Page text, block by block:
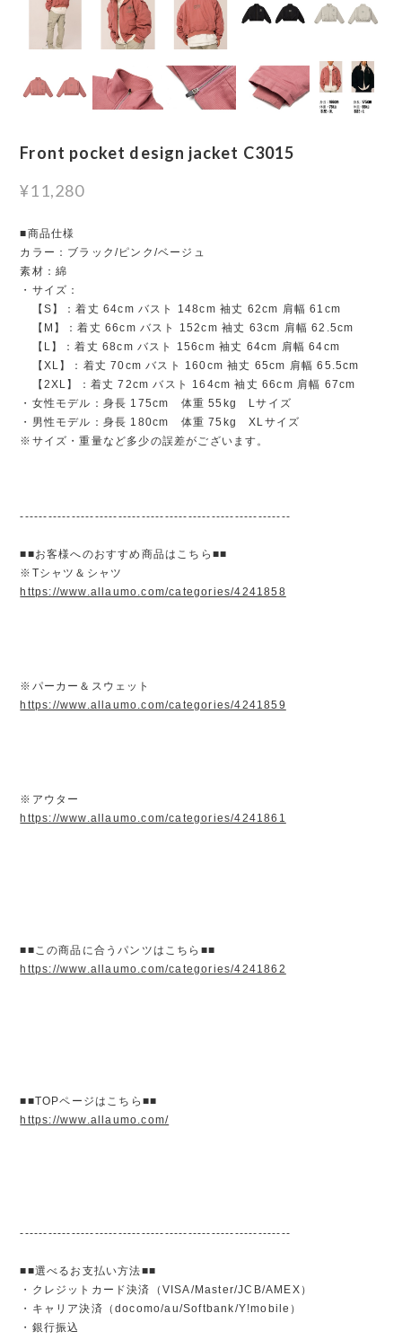
Front pocket design jacket C3015
¥11,280
■商品仕様
カラー：ブラック/ピンク/ベージュ
素材：綿
・サイズ：
【S】：着丈 64cm バスト 148cm 袖丈 62cm 肩幅 61cm
【M】：着丈 66cm バスト 152cm 袖丈 63cm 肩幅 62.5cm
【L】：着丈 68cm バスト 156cm 袖丈 64cm 肩幅 64cm
【XL】：着丈 70cm バスト 160cm 袖丈 65cm 肩幅 65.5cm
【2XL】：着丈 72cm バスト 164cm 袖丈 66cm 肩幅 67cm
・女性モデル：身長 175cm 体重 55kg Lサイズ
・男性モデル：身長 180cm 体重 75kg XLサイズ
※サイズ・重量など多少の誤差がございます。
----------------------------------------------------------
■■お客様へのおすすめ商品はこちら■■
※Tシャツ＆シャツ
https://www.allaumo.com/categories/4241858
※パーカー＆スウェット
https://www.allaumo.com/categories/4241859
※アウター
https://www.allaumo.com/categories/4241861
■■この商品に合うパンツはこちら■■
https://www.allaumo.com/categories/4241862
■■TOPページはこちら■■
https://www.allaumo.com/
----------------------------------------------------------
■■選べるお支払い方法■■
・クレジットカード決済（VISA/Master/JCB/AMEX）
・キャリア決済（docomo/au/Softbank/Y!mobile）
・銀行振込